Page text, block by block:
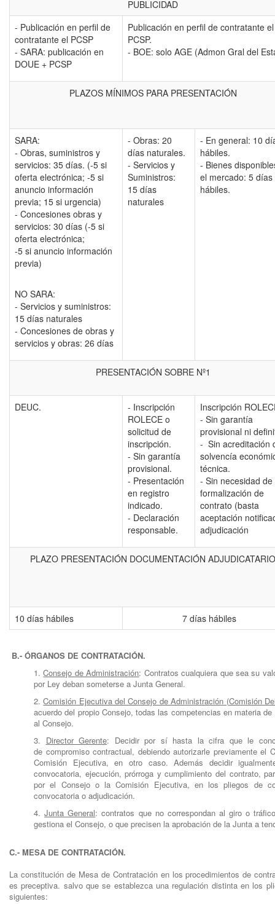
PUBLICIDAD
- Publicación en perfil de
contratante el PCSP
- SARA: publicación en
DOUE + PCSP
Publicación en perfil de contratante el
PCSP.
- BOE: solo AGE (Admon Gral del
PLAZOS MÍNIMOS PARA PRESENTACIÓN
SARA:
- Obras, suministros y
servicios: 35 días. (-5 si
oferta electrónica; -5 si
anuncio información
previa; 15 si urgencia)
- Concesiones obras y
servicios: 30 días (-5 si
oferta electrónica;
-5 si anuncio información
previa)
NO SARA:
- Servicios y suministros:
15 días naturales
- Concesiones de obras y
servicios y obras: 26 días
- Obras: 20
días naturales.
- Servicios y
Suministros:
15 días
naturales
- En general: 10
hábiles.
- Bienes
el mercado: 5 días
hábiles.
PRESENTACIÓN SOBRE Nº1
DEUC.
- Inscripción
ROLECE o
solicitud de
inscripción.
- Sin garantía
provisional.
- Presentación
en registro
indicado.
- Declaración
responsable.
Inscripción
- Sin garantía
provisional ni
- Sin acreditación
solvencía
técnica.
- Sin necesidad de
formalización de
contrato (basta
aceptación
adjudicación
PLAZO PRESENTACIÓN DOCUMENTACIÓN ADJUDICATARIO
10 días hábiles 7 días hábiles
B.- ÓRGANOS DE CONTRATACIÓN.
1.Consejo de Administración: Contratos cualquiera que sea su
por Ley deban someterse a Junta General.
2.Comisión Ejecutiva del Consejo de Administración (Comisión
acuerdo del propio Consejo, todas las competencias en materia
al Consejo.
3. Director Gerente: Decidir por sí hasta la cifra que le
de compromiso contractual, debiendo autorizarle previamente el
Comisión Ejecutiva, en otro caso. Además decidir
convocatoria, ejecución, prórroga y cumplimiento del contrato,
por el Consejo o la Comisión Ejecutiva, en los pliegos de
convocatoria o adjudicación.
4.Junta General: contratos que no correspondan al giro o
gestiona el Consejo, o que precisen la aprobación de la Junta a
C.- MESA DE CONTRATACIÓN.
La constitución de Mesa de Contratación en los procedimientos de
es preceptiva. salvo que se establezca una regulación distinta en los
siguientes: